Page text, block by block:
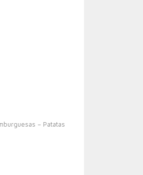
– Patatas